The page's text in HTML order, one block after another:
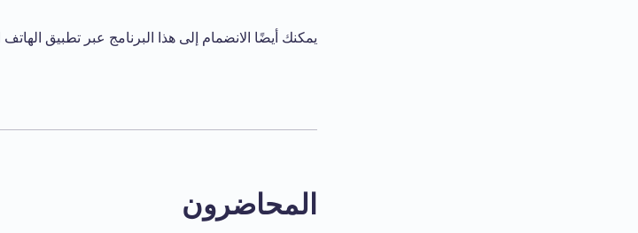
يمكنك أيضًا الانضمام إلى هذا البرنامج عبر تطبيق الهاتف
المحاضرون